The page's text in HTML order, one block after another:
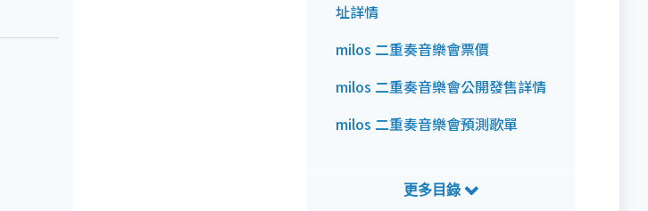
址詳情
milos 二重奏音樂會票價
milos 二重奏音樂會公開發售詳情
milos 二重奏音樂會預測歌單